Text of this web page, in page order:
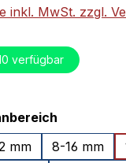
inkl. MwSt. zzgl.
verfügbar
mm
8-16 mm